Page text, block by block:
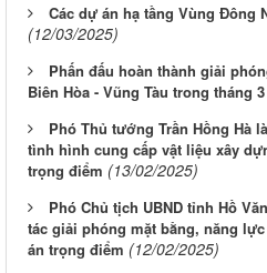
Các dự án hạ tầng Vùng Đông
(12/03/2025)
Phấn đấu hoàn thành giải
Biên Hòa - Vũng Tàu trong tháng 3
Phó Thủ tướng Trần Hồng Hà
tình hình cung cấp vật liệu xây
trọng điểm (13/02/2025)
Phó Chủ tịch UBND tỉnh Hồ
tác giải phóng mặt bằng, năng
án trọng điểm (12/02/2025)